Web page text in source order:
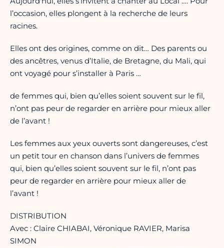
l’occasion, elles plongent à la recherche de leurs
racines.
Elles ont des origines, comme on dit… Des parents ou
des ancêtres, venus d’Italie, de Bretagne, du Mali, qui
ont voyagé pour s’installer à Paris …
de femmes qui, bien qu’elles soient souvent sur le fil,
n’ont pas peur de regarder en arrière pour mieux aller
de l’avant !
Les femmes aux yeux ouverts sont dangereuses, c’est
un petit tour en chanson dans l’univers de femmes
qui, bien qu’elles soient souvent sur le fil, n’ont pas
peur de regarder en arrière pour mieux aller de
l’avant !
DISTRIBUTION
Avec : Claire CHIABAI, Véronique RAVIER, Marisa
SIMON